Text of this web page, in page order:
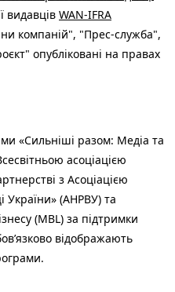
видавців WAN-IFRA
компаній", "Прес-служба",
опубліковані на правах
«Сильніші разом: Медіа та
асоціацією
з Асоціацією
України» (АНРВУ) та
(MBL) за підтримки
відображають